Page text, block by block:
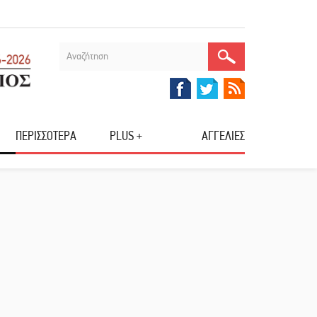
ΠΕΡΙΣΣΟΤΕΡΑ PLUS + ΑΓΓΕΛΙΕΣ